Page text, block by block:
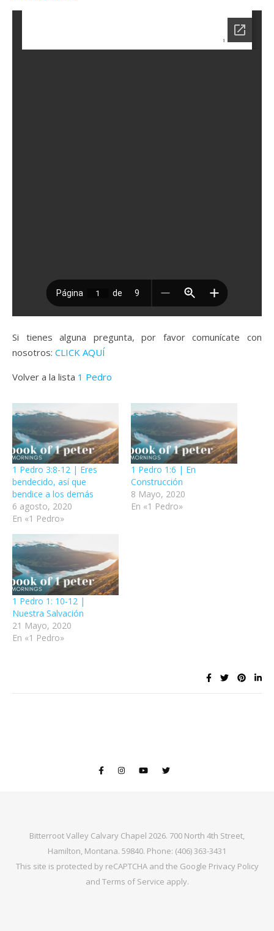
Si tienes alguna pregunta, por favor comunícate con
nosotros: CLICK AQUÍ
Volver a la lista 1 Pedro
1 Pedro 3:8-12 | Eres
bendecido, así que
bendice a los demás
6 agosto, 2020
En «1 Pedro»
1 Pedro 1:6 | En
Construcción
8 Mayo, 2020
En «1 Pedro»
1 Pedro 1: 10-12 |
Nuestra Salvación
21 Mayo, 2020
En «1 Pedro»
Bitterroot Valley Calvary Chapel 2026. 700 North 4th Street,
Hamilton, Montana. 59840. Phone: (406) 363-3431
This site is protected by reCAPTCHA and the Google Privacy Policy
and Terms of Service apply.